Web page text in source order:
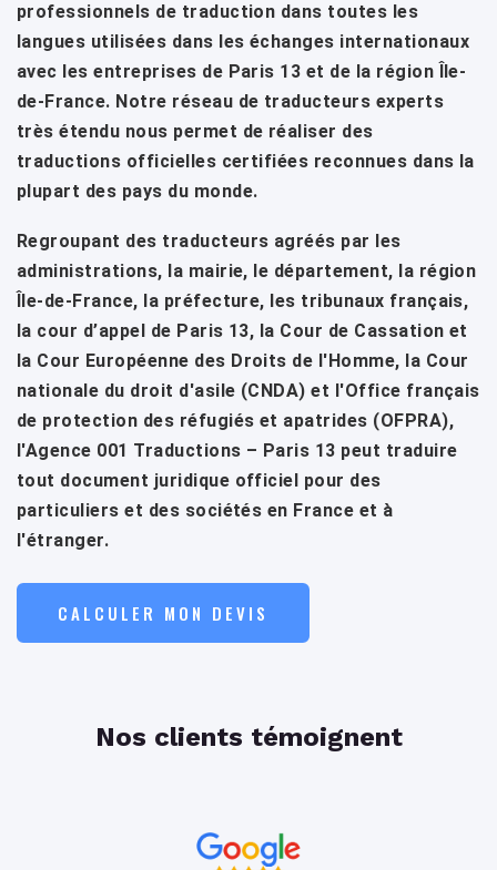
professionnels de traduction dans toutes les
langues utilisées dans les échanges internationaux
avec les entreprises de Paris 13 et de la région Île-
de-France. Notre réseau de traducteurs experts
très étendu nous permet de réaliser des
traductions officielles certifiées reconnues dans la
plupart des pays du monde.
Regroupant des traducteurs agréés par les
administrations, la mairie, le département, la région
Île-de-France, la préfecture, les tribunaux français,
la cour d’appel de Paris 13, la Cour de Cassation et
la Cour Européenne des Droits de l'Homme, la Cour
nationale du droit d'asile (CNDA) et l'Office français
de protection des réfugiés et apatrides (OFPRA),
l'Agence 001 Traductions – Paris 13 peut traduire
tout document juridique officiel pour des
particuliers et des sociétés en France et à
l'étranger.
CALCULER MON DEVIS
Nos clients témoignent